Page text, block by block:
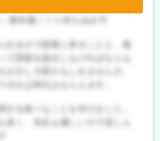
教科書ノート持ち込み可
て課題を提出しなければならな